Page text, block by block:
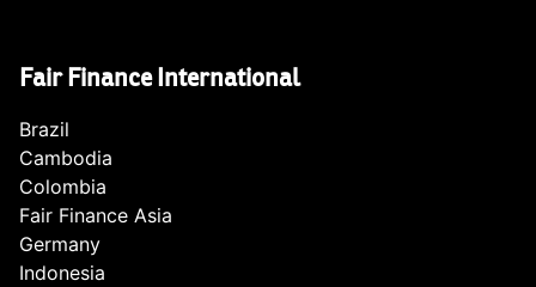
Fair Finance International
Brazil
Cambodia
Colombia
Fair Finance Asia
Germany
Indonesia